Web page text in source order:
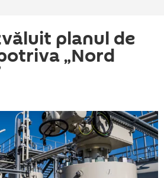
planul de
„Nord